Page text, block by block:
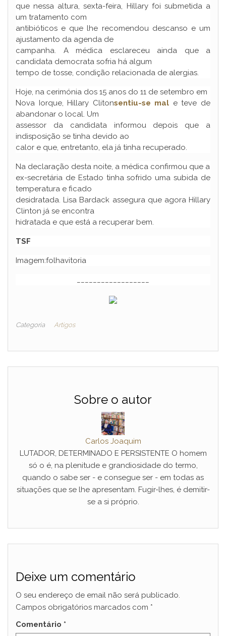
que nessa altura, sexta-feira, Hillary foi submetida a
um tratamento com
antibióticos e que lhe recomendou descanso e um
ajustamento da agenda de
campanha. A médica esclareceu ainda que a
candidata democrata sofria há algum
tempo de tosse, condição relacionada de alergias.
Hoje, na cerimónia dos 15 anos do 11 de setembro em
Nova Iorque, Hillary Clitonsentiu-se mal e teve de
abandonar o local. Um
assessor da candidata informou depois que a
indisposição se tinha devido ao
calor e que, entretanto, ela já tinha recuperado.
Na declaração desta noite, a médica confirmou que a
ex-secretária de Estado tinha sofrido uma subida de
temperatura e ficado
desidratada. Lisa Bardack assegura que agora Hillary
Clinton já se encontra
hidratada e que está a recuperar bem.
TSF
Imagem:folhavitoria
Categoria Artigos
Sobre o autor
Carlos Joaquim
LUTADOR, DETERMINADO E PERSISTENTE O homem
só o é, na plenitude e grandiosidade do termo,
quando o sabe ser - e consegue ser - em todas as
situações que se lhe apresentam. Fugir-lhes, é demitir-
se a si próprio.
Deixe um comentário
O seu endereço de email não será publicado.
Campos obrigatórios marcados com *
Comentário *